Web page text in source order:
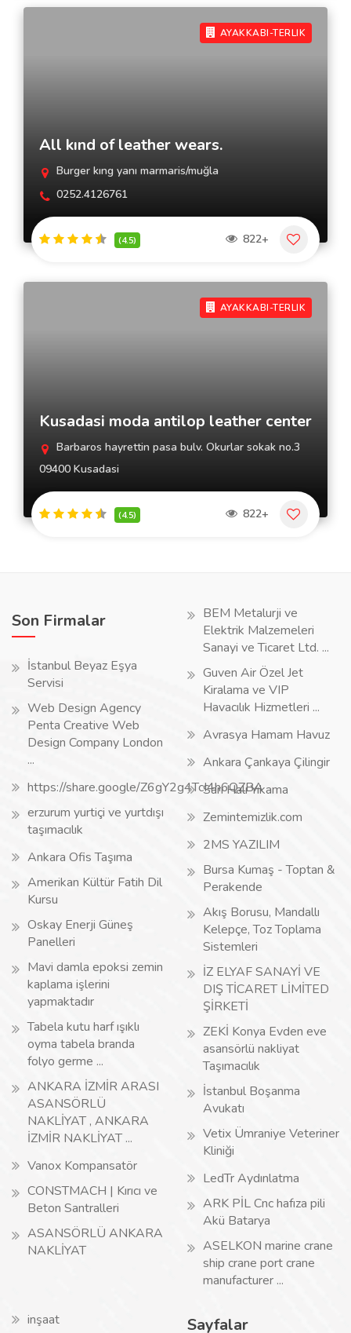
AYAKKABI-TERLIK
All kınd of leather wears.
Burger kıng yanı marmaris/muğla
0252.4126761
(4.5) 822+
AYAKKABI-TERLIK
Kusadasi moda antilop leather center
Barbaros hayrettin pasa bulv. Okurlar sokak no.3
09400 Kusadasi
(4.5) 822+
Son Firmalar
İstanbul Beyaz Eşya
Servisi
Web Design Agency
Penta Creative Web
Design Company London
...
https://share.google/Z6gY2g4TcI4h6QZBA
erzurum yurtiçi ve yurtdışı
taşımacılık
Ankara Ofis Taşıma
Amerikan Kültür Fatih Dil
Kursu
Oskay Enerji Güneş
Panelleri
Mavi damla epoksi zemin
kaplama işlerini
yapmaktadır
Tabela kutu harf ışıklı
oyma tabela branda
folyo germe ...
ANKARA İZMİR ARASI
ASANSÖRLÜ
NAKLİYAT , ANKARA
İZMİR NAKLİYAT ...
Vanox Kompansatör
CONSTMACH | Kırıcı ve
Beton Santralleri
ASANSÖRLÜ ANKARA
NAKLİYAT
BEM Metalurji ve
Elektrik Malzemeleri
Sanayi ve Ticaret Ltd. ...
Guven Air Özel Jet
Kiralama ve VIP
Havacılık Hizmetleri ...
Avrasya Hamam Havuz
Ankara Çankaya Çilingir
Sarı Halı Yıkama
Zemintemizlik.com
2MS YAZILIM
Bursa Kumaş - Toptan &
Perakende
Akış Borusu, Mandallı
Kelepçe, Toz Toplama
Sistemleri
İZ ELYAF SANAYİ VE
DIŞ TİCARET LİMİTED
ŞİRKETİ
ZEKİ Konya Evden eve
asansörlü nakliyat
Taşımacılık
İstanbul Boşanma
Avukatı
Vetix Ümraniye Veteriner
Kliniği
LedTr Aydınlatma
ARK PİL Cnc hafıza pili
Akü Batarya
ASELKON marine crane
ship crane port crane
manufacturer ...
inşaat
Sayfalar